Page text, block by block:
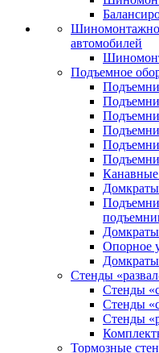
автомобилей
Подъемное
Опорное
Стенды
Стенды
Стенды
Стенды
Тормозные